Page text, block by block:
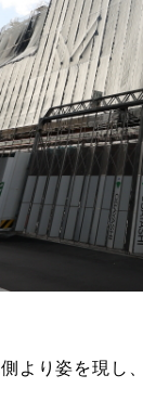
より姿を現し